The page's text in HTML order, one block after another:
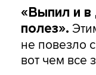
«Выпил и в
полез».
не повезло
вот чем все